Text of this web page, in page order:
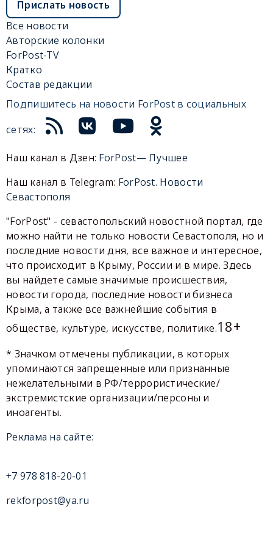
Прислать новость
Все новости
Авторские колонки
ForPost-TV
Кратко
Состав редакции
Подпишитесь на новости ForPost в социальных
сетях:
Наш канал в Дзен: ForPost— Лучшее
Наш канал в Telegram: ForPost. Новости
Севастополя
"ForPost" - севастопольский новостной портал, где
можно найти не только новости Севастополя, но и
последние новости дня, все важное и интересное,
что происходит в Крыму, России и в мире. Здесь
вы найдете самые значимые происшествия,
новости города, последние новости бизнеса
Крыма, а также все важнейшие события в
обществе, культуре, искусстве, политике.18+
* Значком отмечены публикации, в которых
упоминаются запрещенные или признанные
нежелательными в РФ/террористические/
экстремистские организации/персоны и
иноагенты.
Реклама на сайте:
+7 978 818-20-01
rekforpost@ya.ru